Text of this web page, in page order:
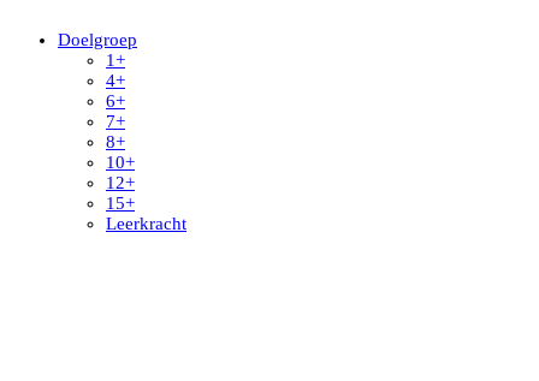
Doelgroep
1+
4+
6+
7+
8+
10+
12+
15+
Leerkracht